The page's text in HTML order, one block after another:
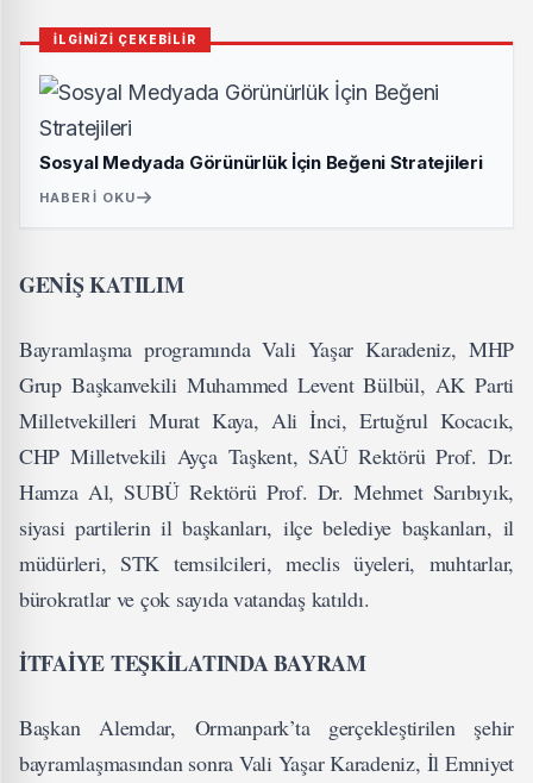
İLGİNİZİ ÇEKEBİLİR
Sosyal Medyada Görünürlük İçin Beğeni Stratejileri
HABERI OKU
GENİŞ KATILIM
Bayramlaşma programında Vali Yaşar Karadeniz, MHP
Grup Başkanvekili Muhammed Levent Bülbül, AK Parti
Milletvekilleri Murat Kaya, Ali İnci, Ertuğrul Kocacık,
CHP Milletvekili Ayça Taşkent, SAÜ Rektörü Prof. Dr.
Hamza Al, SUBÜ Rektörü Prof. Dr. Mehmet Sarıbıyık,
siyasi partilerin il başkanları, ilçe belediye başkanları, il
müdürleri, STK temsilcileri, meclis üyeleri, muhtarlar,
bürokratlar ve çok sayıda vatandaş katıldı.
İTFAİYE TEŞKİLATINDA BAYRAM
Başkan Alemdar, Ormanpark’ta gerçekleştirilen şehir
bayramlaşmasından sonra Vali Yaşar Karadeniz, İl Emniyet